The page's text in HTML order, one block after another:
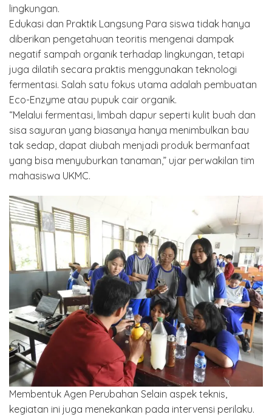
lingkungan.
Edukasi dan Praktik Langsung Para siswa tidak hanya
diberikan pengetahuan teoritis mengenai dampak
negatif sampah organik terhadap lingkungan, tetapi
juga dilatih secara praktis menggunakan teknologi
fermentasi. Salah satu fokus utama adalah pembuatan
Eco-Enzyme atau pupuk cair organik.
“Melalui fermentasi, limbah dapur seperti kulit buah dan
sisa sayuran yang biasanya hanya menimbulkan bau
tak sedap, dapat diubah menjadi produk bermanfaat
yang bisa menyuburkan tanaman,” ujar perwakilan tim
mahasiswa UKMC.
Membentuk Agen Perubahan Selain aspek teknis,
kegiatan ini juga menekankan pada intervensi perilaku.